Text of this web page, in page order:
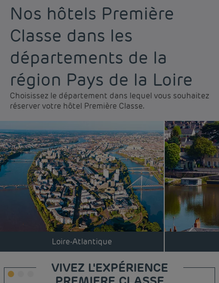
Nos hôtels Première
Classe dans les
départements de la
région Pays de la Loire
Choisissez le département dans lequel vous souhaitez
réserver votre hôtel Première Classe.
Loire-Atlantique
VIVEZ L'EXPÉRIENCE